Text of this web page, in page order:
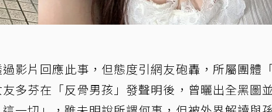
影片回應此事，但態度引網友砲轟，所屬團體
多芬在「反骨男孩」發聲明後，曾曬出全黑圖